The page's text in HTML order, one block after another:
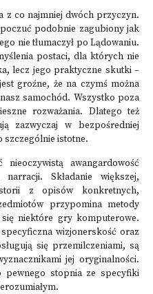
z co najmniej dwóch przyczyn.
podobnie zagubiony jak
nie tłumaczył po Lądowaniu.
postaci, dla których nie
lecz jego praktyczne skutki –
groźne, że na czymś można
samochód. Wszystko poza
rozważania. Dlatego też
zazwyczaj w bezpośredniej
szczególnie istotne.
awangardowość
Składanie większej,
z opisów konkretnych,
przypomina metody
niektóre gry komputerowe.
wizjonerskość oraz
się przemilczeniami, są
jej oryginalności.
pewnego stopnia ze specyfiki